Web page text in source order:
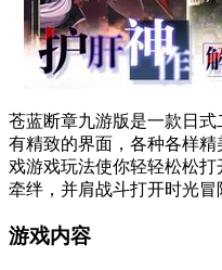
苍蓝断章九游版是一款日
有精致的界面，各种各样
戏游戏玩法使你轻轻松松
牵绊，并肩战斗打开时光冒
游戏内容